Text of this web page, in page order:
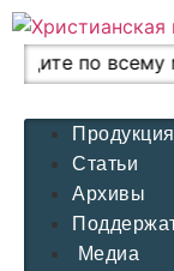
Перейти
содержимому
по всему
Продукция
Статьи
Архивы
Медиа